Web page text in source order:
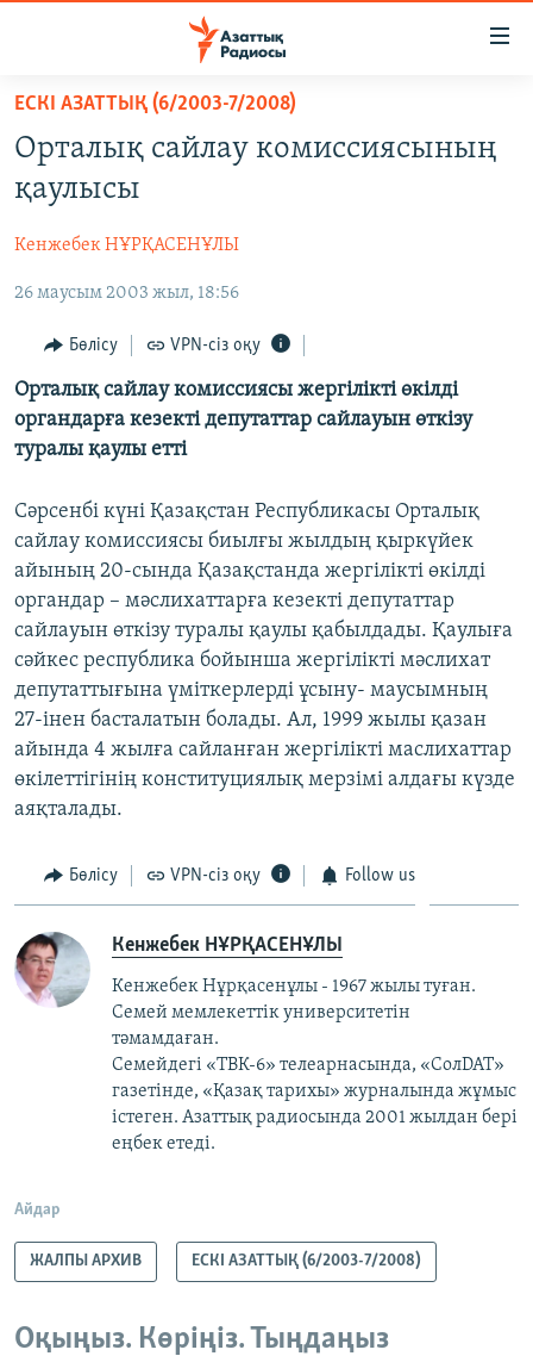
Skip
main
content
to
Navigation
Search
САЯСАТ
AZATTYQTV
ҚАҢТАР ОҚИҒАСЫ
АДАМ ҚҰҚЫҚТАРЫ
ӘЛЕУМЕТ
ӘЛЕМ
АРНАЙЫ ЖОБАЛАР
ЖАЗЫЛЫҢЫЗ
Басқа тілдерде
ЕСКІ АЗАТТЫҚ (6/2003-7/2008)
Орталық сайлау комиссиясының
қаулысы
Кенжебек НҰРҚАСЕНҰЛЫ
26 маусым 2003 жыл, 18:56
Бөлісу VPN-сіз оқу
Орталық сайлау комиссиясы жергілікті өкілді
органдарға кезекті депутаттар сайлауын өткізу
туралы қаулы етті
Сәрсенбі күні Қазақстан Республикасы Орталық
сайлау комиссиясы биылғы жылдың қыркүйек
айының 20-сында Қазақстанда жергілікті өкілді
органдар – мәслихаттарға кезекті депутаттар
сайлауын өткізу туралы қаулы қабылдады. Қаулыға
сәйкес республика бойынша жергілікті мәслихат
депутаттығына үміткерлерді ұсыну- маусымның
27-інен басталатын болады. Ал, 1999 жылы қазан
айында 4 жылға сайланған жергілікті маслихаттар
өкілеттігінің конституциялық мерзімі алдағы күзде
аяқталады.
Бөлісу VPN-сіз оқу Follow us
Кенжебек НҰРҚАСЕНҰЛЫ
Кенжебек Нұрқасенұлы - 1967 жылы туған.
Семей мемлекеттік университетін
тәмамдаған.
Семейдегі «ТВК-6» телеарнасында, «СолDAT»
газетінде, «Қазақ тарихы» журналында жұмыс
істеген. Азаттық радиосында 2001 жылдан бері
еңбек етеді.
Айдар
ЖАЛПЫ АРХИВ ЕСКІ АЗАТТЫҚ (6/2003-7/2008)
Оқыңыз. Көріңіз. Тыңдаңыз